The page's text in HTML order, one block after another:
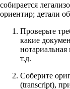
собирается
ориентир; детали
Проверьте
какие
т.д.
Соберите
(transcript),